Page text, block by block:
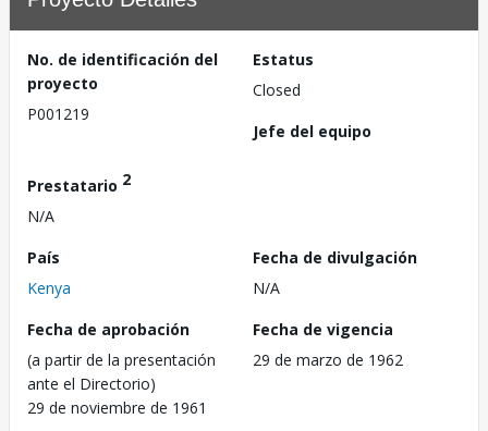
No. de identificación del
proyecto
P001219
Estatus
Closed
Jefe del equipo
Prestatario 2
N/A
País
Kenya
Fecha de divulgación
N/A
Fecha de aprobación
(a partir de la presentación
ante el Directorio)
29 de noviembre de 1961
Fecha de vigencia
29 de marzo de 1962